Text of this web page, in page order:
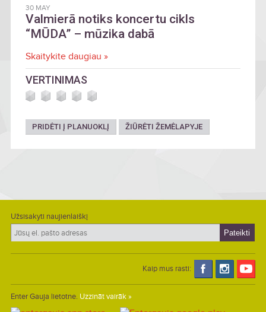
30 MAY
Valmierā notiks koncertu cikls
“MŪDA” – mūzika dabā
Skaitykite daugiau »
VERTINIMAS
PRIDĖTI Į PLANUOKLĮ ŽIŪRĖTI ŽEMĖLAPYJE
Užsisakyti naujienlaiškį
Kaip mus rasti:
Enter Gauja lietotne. Uzzināt vairāk »